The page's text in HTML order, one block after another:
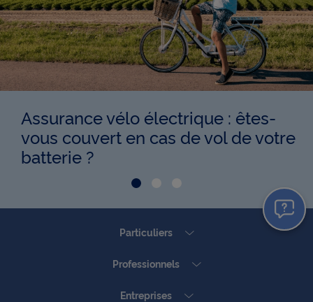
Assurance vélo électrique : êtes-
vous couvert en cas de vol de votre
batterie ?
Aller à la Slide Assurance
Aller à la Slide Quand
Aller à la Slide
Particuliers
Professionnels
Entreprises